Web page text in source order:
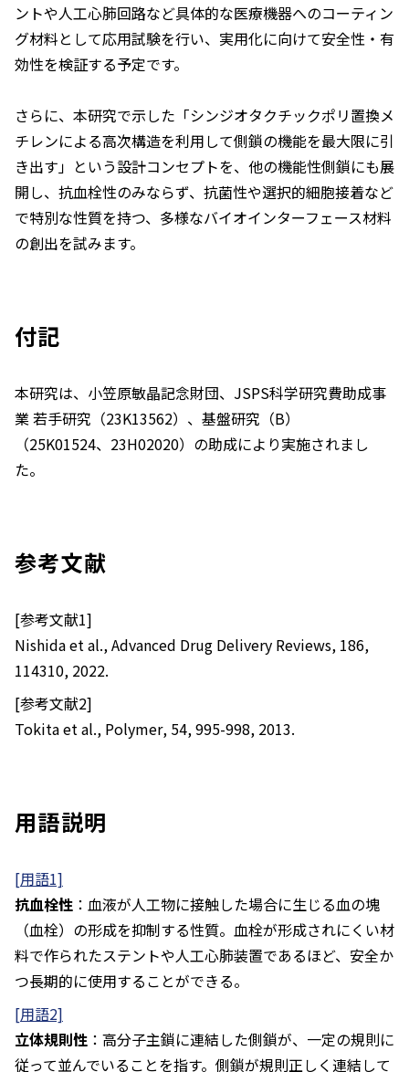
ントや人工心肺回路など具体的な医療機器へのコーティン
グ材料として応用試験を行い、実用化に向けて安全性・有
効性を検証する予定です。
さらに、本研究で示した「シンジオタクチックポリ置換メ
チレンによる高次構造を利用して側鎖の機能を最大限に引
き出す」という設計コンセプトを、他の機能性側鎖にも展
開し、抗血栓性のみならず、抗菌性や選択的細胞接着など
で特別な性質を持つ、多様なバイオインターフェース材料
の創出を試みます。
付記
本研究は、小笠原敏晶記念財団、JSPS科学研究費助成事
業 若手研究（23K13562）、基盤研究（B）
（25K01524、23H02020）の助成により実施されまし
た。
参考文献
[参考文献1]
Nishida et al.,Advanced Drug Delivery Reviews, 186,
114310, 2022.
[参考文献2]
Tokita et al., Polymer, 54, 995-998, 2013.
用語説明
[用語1]
抗血栓性 ：血液が人工物に接触した場合に生じる血の塊
（血栓）の形成を抑制する性質。血栓が形成されにくい材
料で作られたステントや人工心肺装置であるほど、安全か
つ長期的に使用することができる。
[用語2]
立体規則性 ：高分子主鎖に連結した側鎖が、一定の規則に
従って並んでいることを指す。側鎖が規則正しく連結して